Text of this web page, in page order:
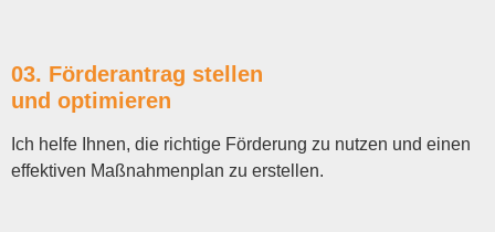
03. Förderantrag stellen
und optimieren
Ich helfe Ihnen, die richtige Förderung zu nutzen und einen
effektiven Maßnahmenplan zu erstellen.